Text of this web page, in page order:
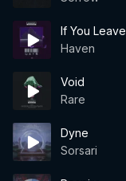
If You Leave
Haven
Void
Rare
Dyne
Sorsari